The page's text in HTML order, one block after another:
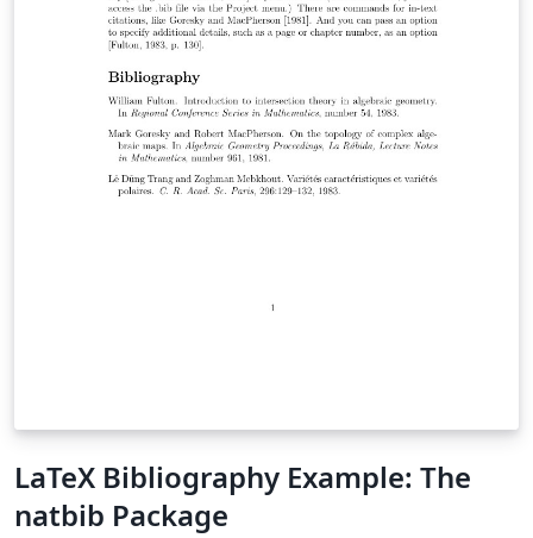
LaTeX Bibliography Example: The
natbib Package